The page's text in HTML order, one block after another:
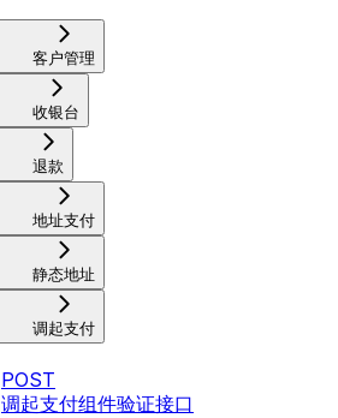
客户管理
收银台
退款
地址支付
静态地址
调起支付
POST
调起支付组件验证接口